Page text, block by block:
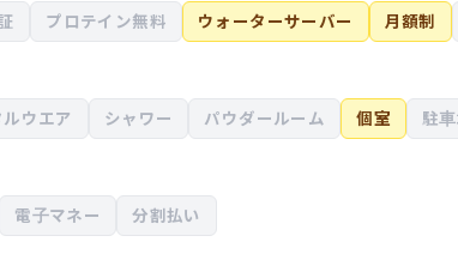
プロテイン無料 ウォーターサーバー 月額制
ルウエア シャワー パウダールーム 個室 駐
電子マネー 分割払い